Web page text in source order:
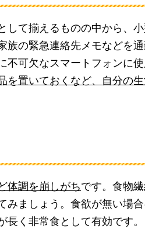
して揃えるものの中から、
の緊急連絡先メモなどを
不可欠なスマートフォンに
を置いておくなど、自分の
体調を崩しがちです。食物
みましょう。食欲が無い場
く非常食として有効です。